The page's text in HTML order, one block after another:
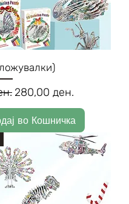
Sale Price
280,00 ден.
во Кошничка